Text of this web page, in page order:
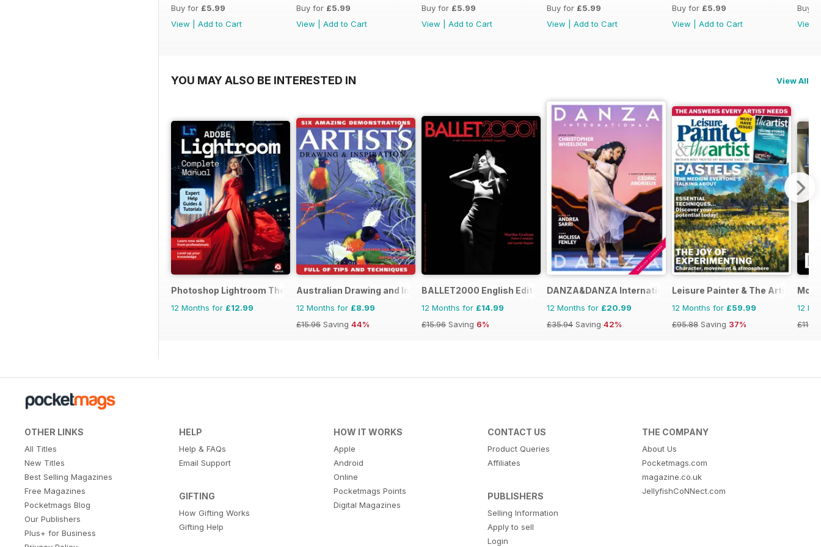
54-55 Centre Pompidou sempre più globale e ambizioso.
72 La National Gallery di Londra ospita una splendida mostra che rivela novità e sorprese.
Buy for £5.99
View
Add to Cart
Buy for £5.99
View
Add to Cart
Buy for £5.99
View
Add to Cart
Buy for £5.99
View
Add to Cart
Buy for £5.99
View
Add to Cart
Buy
View
YOU MAY ALSO BE INTERESTED IN View All
Photoshop Lightroom The Complete Manual
12 Months for £12.99
Australian Drawing and Inspiration
12 Months for £8.99
£15.96 Saving 44%
BALLET2000 English Edition
12 Months for £14.99
£15.96 Saving 6%
DANZA&DANZA International
12 Months for £20.99
£35.94 Saving 42%
Leisure Painter & The Artist
12 Months for £59.99
£95.88 Saving 37%
12
£11.96
OTHER LINKS
All Titles
New Titles
Best Selling Magazines
Free Magazines
Pocketmags Blog
Our Publishers
Plus+ for Business
HELP
Help & FAQs
Email Support
GIFTING
How Gifting Works
Gifting Help
HOW IT WORKS
Apple
Android
Online
Pocketmags Points
Digital Magazines
CONTACT US
Product Queries
Affiliates
PUBLISHERS
Selling Information
Apply to sell
Login
THE COMPANY
About Us
Pocketmags.com
magazine.co.uk
JellyfishCoNNect.com